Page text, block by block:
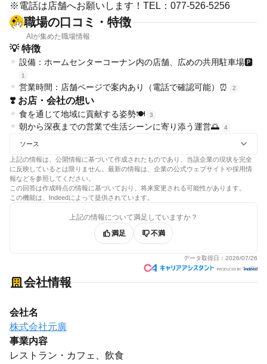
※電話は店舗へお願いします！TEL：077-526-5256
職場の口コミ・特徴
AIが集めた職場情報
💡 特徴
設備：ホームセンターコーナン内の店舗、広めの共用駐車場🅿️
1
営業時間：店舗ページで案内あり（電話で確認可能）⏰ 2
❣️ お店・会社の想い
食を通じて地域に貢献する姿勢🍽️ 3
朝から深夜までの営業で生活シーンに寄り添う運営🌅 4
ソース
上記の情報は、公開情報に基づいて作成されたものであり、当該企業の現状を完全
に反映しているとは限りません。最新の情報は、企業の公式ウェブサイトや採用情
報などを参照してください。
この回答は作成時点の情報に基づいており、将来変更される可能性があります。
この機能は、Indeedによって提供されています。
上記の情報について満足していますか？
満足
不満
データ取得日： 2026/07/26
会社情報
会社名
株式会社元廣
事業内容
レストラン・カフェ、飲食